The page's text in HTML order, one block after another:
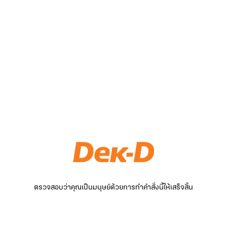
ตรวจสอบว่าคุณเป็นมนุษย์ด้วยการทำคำสั่งนี้ให้เสร็จสิ้น